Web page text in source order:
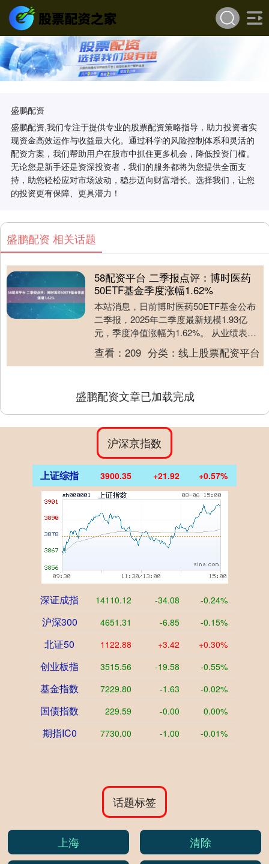
盛鹏配资
盛鹏配资,我们专注于提供专业的股票配资策略指导，助力投资者实
现资金高效运作与收益最大化。通过科学的风险控制体系和灵活的
配资方案，我们帮助用户在股市中抓住更多机会，降低投资门槛。
无论您是新手还是资深投资者，我们的服务都将为您提供全面支
持，助您轻松应对市场波动，稳步迈向财富增长。选择我们，让您
的投资更有保障、更具潜力！
盛鹏配资 相关话题
58配资平台 二季报点评：博时医药
50ETF基金季度涨幅1.62%
本站消息，日前博时医药50ETF基金公布
二季报，2025年二季度最新规模1.93亿
元，季度净值涨幅为1.62%。 从业绩表现
来看，博时医药50ETF基金过去一年....
查看：209 分类：线上股票配资平台
盛鹏配资文章已加载完成
沪深京指数
上证综指 3900.35 +21.92 +0.57%
深证成指 14110.12 -34.08 -0.24%
沪深300 4651.31 -6.85 -0.15%
北证50 1122.88 +3.42 +0.30%
创业板指 3515.56 -19.58 -0.55%
基金指数 7229.80 -1.63 -0.02%
国债指数 229.59 -0.00 0.00%
期指IC0 7730.00 -1.00 -0.01%
话题标签
上海
清除